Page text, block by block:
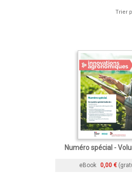
Trier
Numéro spécial -
eBook 0,00 €